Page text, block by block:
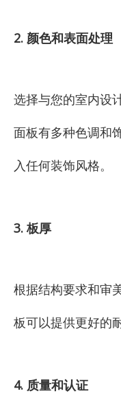
2. 颜色和表面处理
选择与您的室内设
面板有多种色调和
入任何装饰风格。
3. 板厚
根据结构要求和审
板可以提供更好的
4. 质量和认证